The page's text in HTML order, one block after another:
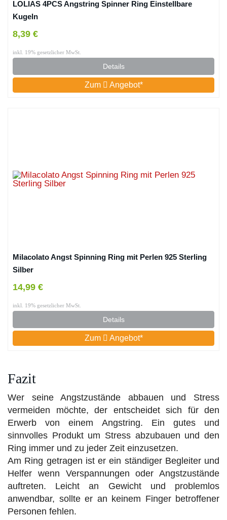
LOLIAS 4PCS Angstring Spinner Ring Einstellbare
Kugeln
8,39 €
inkl. 19% gesetzlicher MwSt.
Details
Zum Angebot*
Milacolato Angst Spinning Ring mit Perlen 925 Sterling
Silber
14,99 €
inkl. 19% gesetzlicher MwSt.
Details
Zum Angebot*
Fazit
Wer seine Angstzustände abbauen und Stress
vermeiden möchte, der entscheidet sich für den
Erwerb von einem Angstring. Ein gutes und
sinnvolles Produkt um Stress abzubauen und den
Ring immer und zu jeder Zeit einzusetzen.
Am Ring getragen ist er ein ständiger Begleiter und
Helfer wenn Verspannungen oder Angstzustände
auftreten. Leicht an Gewicht und problemlos
anwendbar, sollte er an keinem Finger betroffener
Personen fehlen.